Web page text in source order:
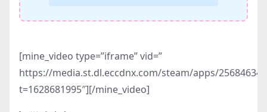
[mine_video type=”iframe” vid=”
https://media.st.dl.eccdnx.com/steam/apps/
t=1628681995″][/mine_video]